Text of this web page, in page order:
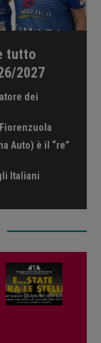
tutto
2027
dei
Auto) è il “re”
Italiani